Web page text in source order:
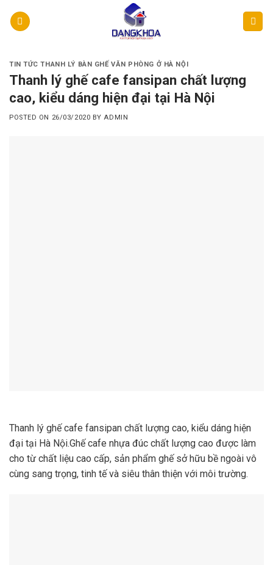
TIN TỨC THANH LÝ BÀN GHẾ VĂN PHÒNG Ở HÀ NỘI
Thanh lý ghế cafe fansipan chất lượng
cao, kiểu dáng hiện đại tại Hà Nội
POSTED ON 26/03/2020 BYADMIN
Thanh lý ghế cafe fansipan chất lượng cao, kiểu dáng hiện
đại tại Hà Nội.Ghế cafe nhựa đúc chất lượng cao được làm
cho từ chất liệu cao cấp, sản phẩm ghế sở hữu bề ngoài vô
cùng sang trọng, tinh tế và siêu thân thiện với môi trường.